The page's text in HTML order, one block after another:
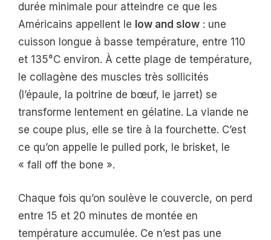
durée minimale pour atteindre ce que les
Américains appellent le low and slow : une
cuisson longue à basse température, entre 110
et 135°C environ. À cette plage de température,
le collagène des muscles très sollicités
(l’épaule, la poitrine de bœuf, le jarret) se
transforme lentement en gélatine. La viande ne
se coupe plus, elle se tire à la fourchette. C’est
ce qu’on appelle le pulled pork, le brisket, le
« fall off the bone ».
Chaque fois qu’on soulève le couvercle, on perd
entre 15 et 20 minutes de montée en
température accumulée. Ce n’est pas une